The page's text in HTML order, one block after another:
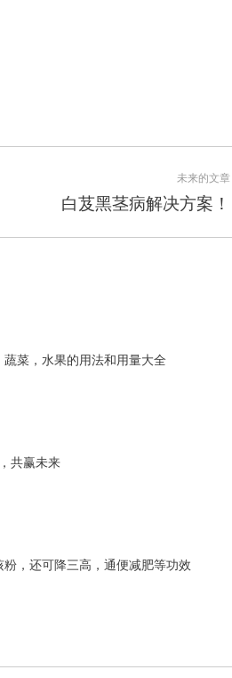
未来的文章
白芨黑茎病解决方案！
菜，水果的用法和用量大全
共赢未来
，还可降三高，通便减肥等功效